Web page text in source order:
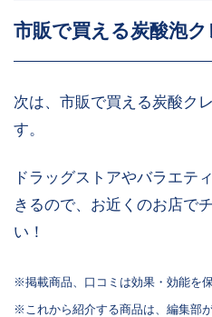
市販で買える炭酸泡
次は、市販で買える炭酸ク
す。
ドラッグストアやバラエテ
きるので、お近くのお店で
い！
※掲載商品、口コミは効果・効能を
※これから紹介する商品は、編集部